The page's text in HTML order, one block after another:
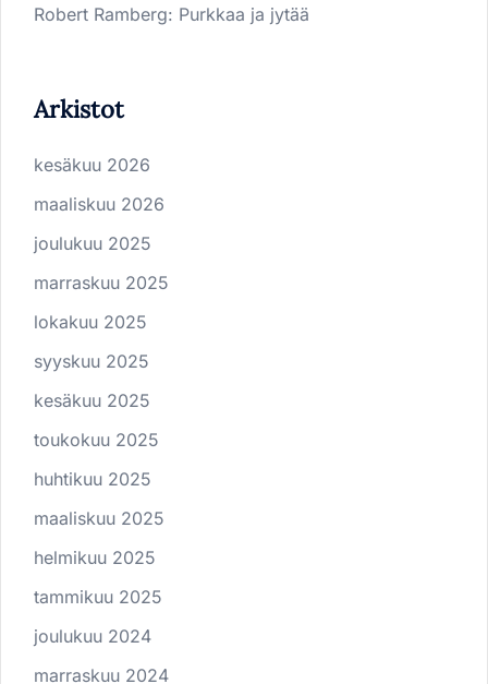
Robert Ramberg: Purkkaa ja jytää
Arkistot
kesäkuu 2026
maaliskuu 2026
joulukuu 2025
marraskuu 2025
lokakuu 2025
syyskuu 2025
kesäkuu 2025
toukokuu 2025
huhtikuu 2025
maaliskuu 2025
helmikuu 2025
tammikuu 2025
joulukuu 2024
marraskuu 2024